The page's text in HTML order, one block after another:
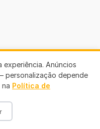
experiência. Anúncios
personalização depende
Política de